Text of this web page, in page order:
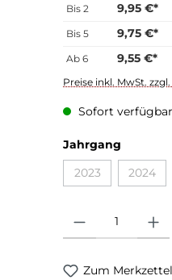
Bis 2 9,95 €*
Bis 5 9,75 €*
Ab 6 9,55 €*
Preise inkl. MwSt.
Sofort
Jahrgang
2023
2024
Zum